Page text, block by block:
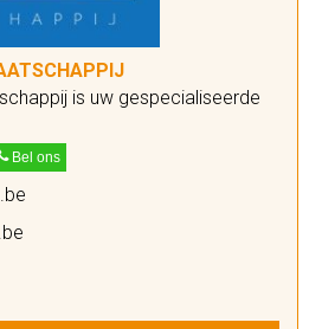
is uw gespecialiseerde
Bel ons